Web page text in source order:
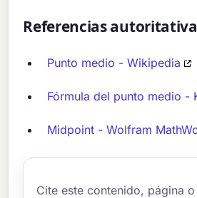
Referencias
Punto medio - Wikipedia
Fórmula del punto medio -
Midpoint - Wolfram
Cite este contenido, página